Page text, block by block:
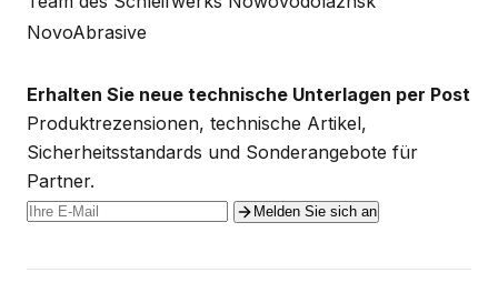
NovoAbrasive
Erhalten Sie neue technische Unterlagen per Post
Produktrezensionen, technische Artikel,
Sicherheitsstandards und Sonderangebote für
Partner.
Melden Sie sich an